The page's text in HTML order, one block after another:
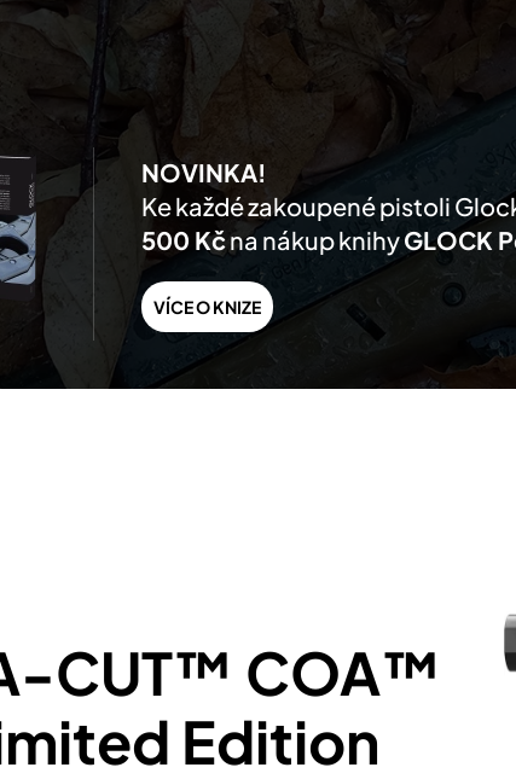
AKTUALITY PRODUKTY PRODEJCI
NOVINKA!
Ke každé zakoupené pistoli
500 Kčna nákup knihyGLOCK
VÍCE O KNIZE
CUT™ COA™
Edition